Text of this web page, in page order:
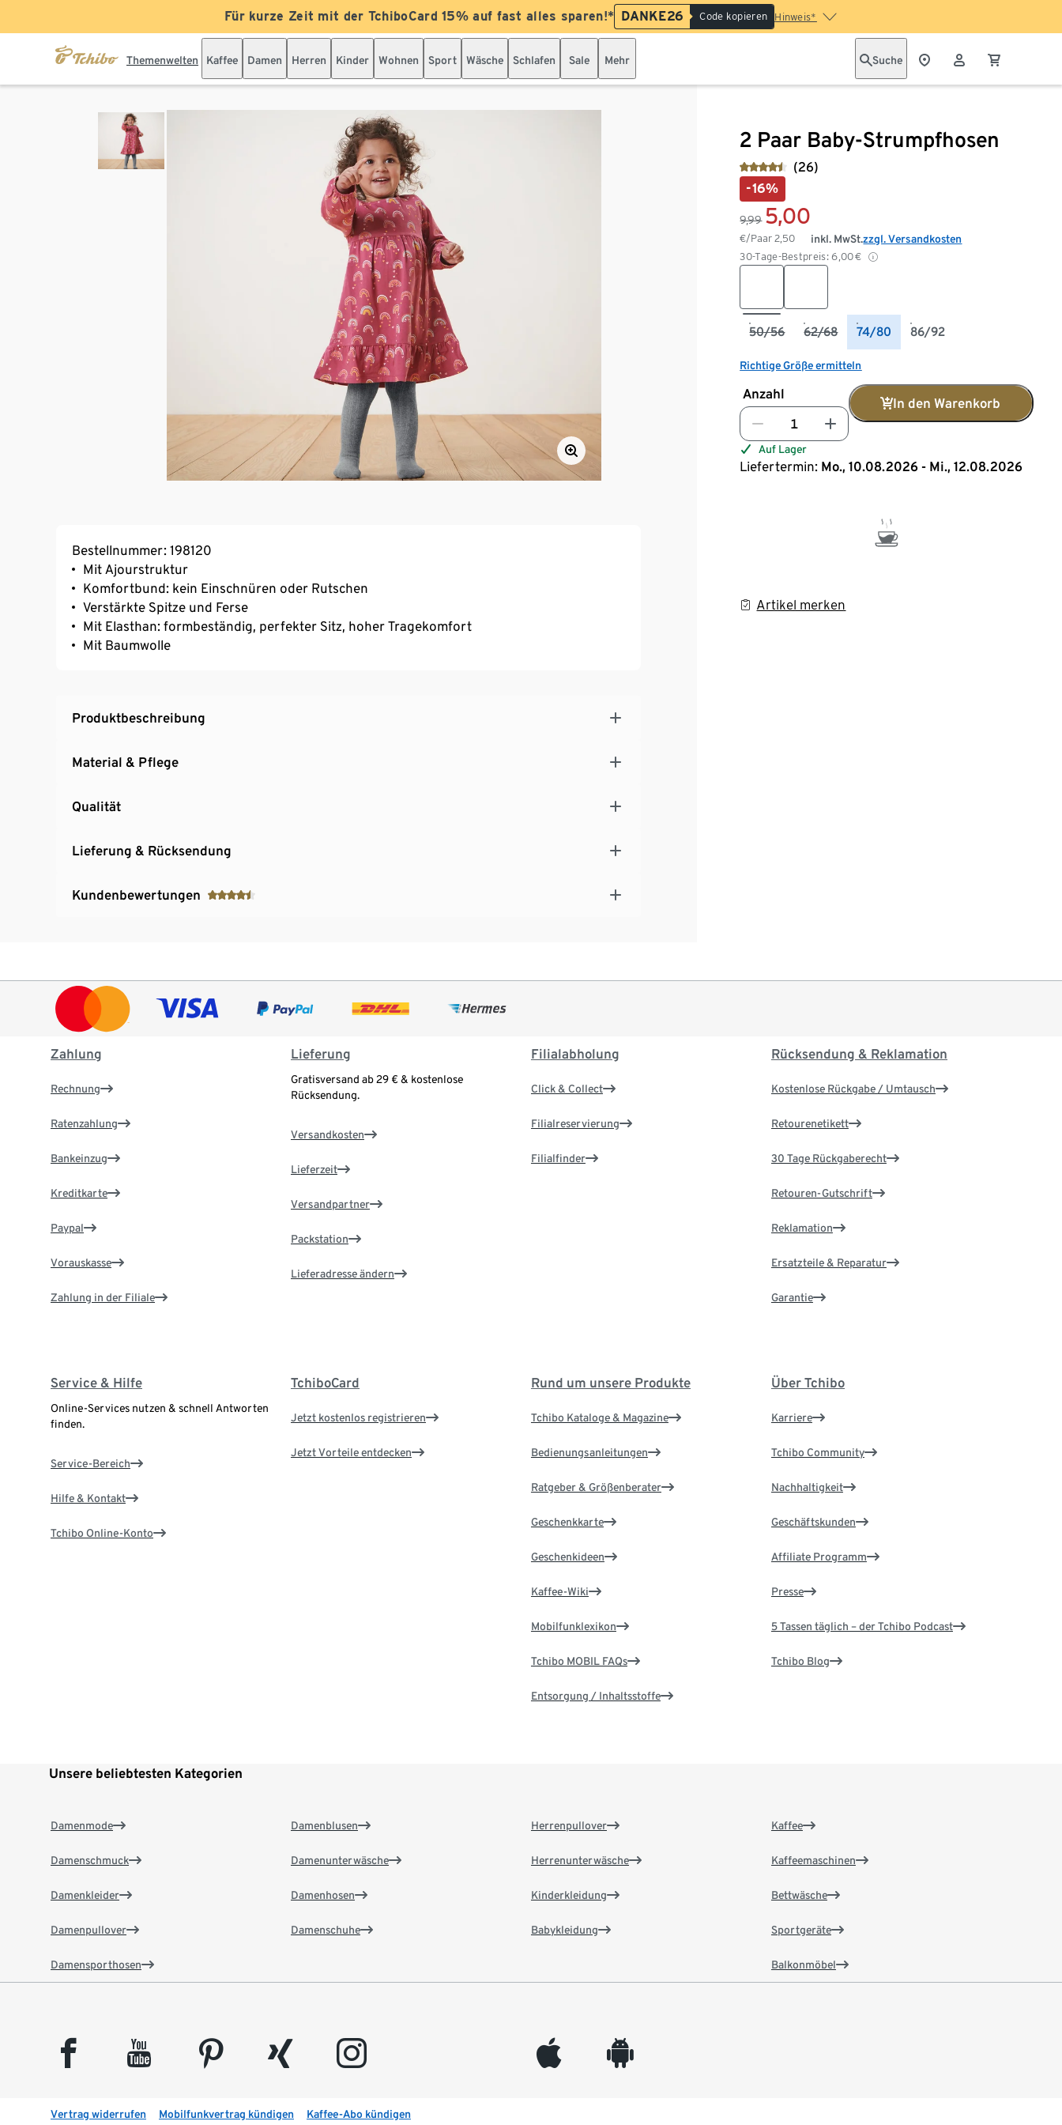
Für kurze Zeit mit der TchiboCard 15% auf fast alles sparen!* DANKE26 Code kopieren Hinweis*
Themenwelten Kaffee Damen Herren Kinder Wohnen Sport Wäsche Schlafen Sale Mehr Suche
2 Paar Baby-Strumpfhosen
(26)
-16%
9,99 5,00
€/Paar2,50
30-Tage-Bestpreis: 6,00€
inkl. MwSt.zzgl. Versandkosten
50/56 62/68 74/80 86/92
Richtige Größe ermitteln
Anzahl
In den Warenkorb
Auf Lager
Liefertermin: Mo., 10.08.2026 - Mi., 12.08.2026
Artikel merken
Bestellnummer: 198120
Mit Ajourstruktur
Komfortbund: kein Einschnüren oder Rutschen
Verstärkte Spitze und Ferse
Mit Elasthan: formbeständig, perfekter Sitz, hoher Tragekomfort
Mit Baumwolle
Produktbeschreibung
Material & Pflege
Qualität
Lieferung & Rücksendung
Kundenbewertungen
Zahlung
Rechnung
Ratenzahlung
Bankeinzug
Kreditkarte
Paypal
Vorauskasse
Zahlung in der Filiale
Lieferung
Gratisversand ab 29 € & kostenlose
Rücksendung.
Versandkosten
Lieferzeit
Versandpartner
Packstation
Lieferadresse ändern
Filialabholung
Click & Collect
Filialreservierung
Filialfinder
Rücksendung & Reklamation
Kostenlose Rückgabe / Umtausch
Retourenetikett
30 Tage Rückgaberecht
Retouren-Gutschrift
Reklamation
Ersatzteile & Reparatur
Garantie
Service & Hilfe
Online-Services nutzen & schnell Antworten
finden.
Service-Bereich
Hilfe & Kontakt
Tchibo Online-Konto
TchiboCard
Jetzt kostenlos registrieren
Jetzt Vorteile entdecken
Rund um unsere Produkte
Tchibo Kataloge & Magazine
Bedienungsanleitungen
Ratgeber & Größenberater
Geschenkkarte
Geschenkideen
Kaffee-Wiki
Mobilfunklexikon
Tchibo MOBIL FAQs
Entsorgung / Inhaltsstoffe
Über Tchibo
Karriere
Tchibo Community
Nachhaltigkeit
Geschäftskunden
Affiliate Programm
Presse
5 Tassen täglich – der Tchibo Podcast
Tchibo Blog
Unsere beliebtesten Kategorien
Damenmode
Damenschmuck
Damenkleider
Damenpullover
Damensporthosen
Damenblusen
Damenunterwäsche
Damenhosen
Damenschuhe
Herrenpullover
Herrenunterwäsche
Kinderkleidung
Babykleidung
Kaffee
Kaffeemaschinen
Bettwäsche
Sportgeräte
Balkonmöbel
facebook youtube pinterest xing instagram appleinc android
Vertrag widerrufen Mobilfunkvertrag kündigen Kaffee-Abo kündigen